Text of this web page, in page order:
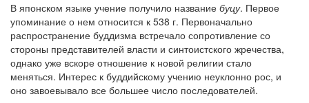
9 августа
Св. Тереза Бенедикта Креста, дева и мученица
см. календарь
В японском языке учение получило название буцу. Первое
упоминание о нем относится к 538 г. Первоначально
распространение буддизма встречало сопротивление со
стороны представителей власти и синтоистского жречества,
однако уже вскоре отношение к новой религии стало
меняться. Интерес к буддийскому учению неуклонно рос, и
оно завоевывало все большее число последователей.